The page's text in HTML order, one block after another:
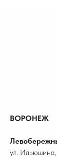
ВОРОНЕЖ
ул.